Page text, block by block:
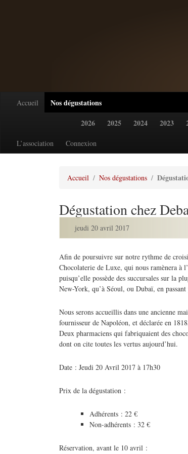
Accueil
Nos dégustations
2026
2025 2024 2023
L’association Connexion
Accueil Nos dégustations
Dégustation chez
jeudi 20 avril 2017
Afin de poursuivre sur notre rythme de
Chocolaterie de Luxe, qui nous ramènera à
puisqu’elle possède des succursales sur la
New-York, qu’à Séoul, ou Dubaï, en
Nous serons accueillis dans une ancienne
fournisseur de Napoléon, et déclarée en
Deux pharmaciens qui fabriquaient des
dont on cite toutes les vertus aujourd’hui.
Date : Jeudi 20 Avril 2017 à 17h30
Prix de la dégustation :
Adhérents : 22 €
Non-adhérents : 32 €
Réservation, avant le 10 avril :